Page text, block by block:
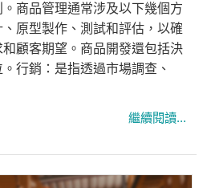
商品管理通常涉及以下幾個方
原型製作、測試和評估，以確
顧客期望。商品開發還包括決
行銷：是指透過市場調查、